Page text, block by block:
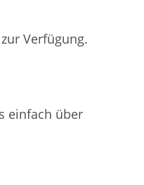
Verfügung.
einfach über